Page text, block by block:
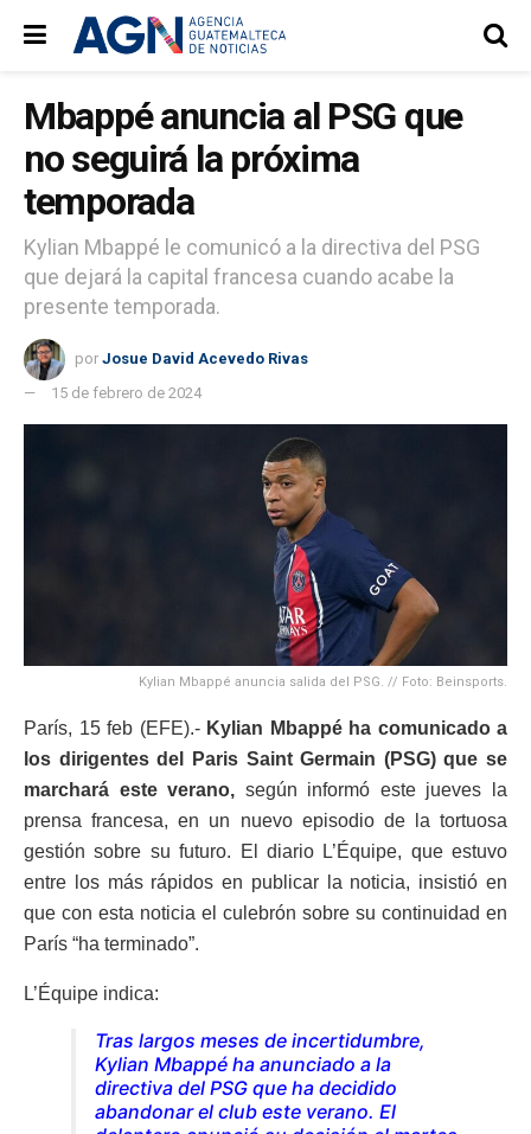
Mbappé anuncia al PSG que
no seguirá la próxima
temporada
Kylian Mbappé le comunicó a la directiva del PSG
que dejará la capital francesa cuando acabe la
presente temporada.
por Josue David Acevedo Rivas
15 de febrero de 2024
Kylian Mbappé anuncia salida del PSG. // Foto: Beinsports.
París, 15 feb (EFE).- Kylian Mbappé ha comunicado a
los dirigentes del Paris Saint Germain (PSG) que se
marchará este verano, según informó este jueves la
prensa francesa, en un nuevo episodio de la tortuosa
gestión sobre su futuro. El diario L’Équipe, que estuvo
entre los más rápidos en publicar la noticia, insistió en
que con esta noticia el culebrón sobre su continuidad en
París “ha terminado”.
L’Équipe indica:
Tras largos meses de incertidumbre,
Kylian Mbappé ha anunciado a la
directiva del PSG que ha decidido
abandonar el club este verano. El